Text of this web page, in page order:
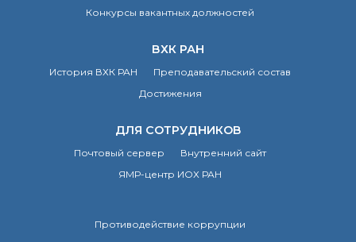
Конкурсы вакантных должностей
ВХК РАН
История ВХК РАН
Преподавательский состав
Достижения
ДЛЯ СОТРУДНИКОВ
Почтовый сервер
Внутренний сайт
ЯМР-центр ИОХ РАН
Противодействие коррупции